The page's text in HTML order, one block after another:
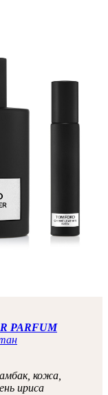
PARFUM
кожа,
ириса